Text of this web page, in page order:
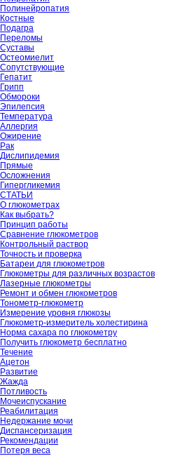
Полинейропатия
Костные
Подагра
Переломы
Суставы
Остеомиелит
Сопутствующие
Гепатит
Грипп
Обмороки
Эпилепсия
Температура
Аллергия
Ожирение
Рак
Дислипидемия
Прямые
Осложнения
Гипергликемия
СТАТЬИ
О глюкометрах
Как выбрать?
Принцип работы
Сравнение глюкометров
Контрольный раствор
Точность и проверка
Батареи для глюкометров
Глюкометры для различных возрастов
Лазерные глюкометры
Ремонт и обмен глюкометров
Тонометр-глюкометр
Измерение уровня глюкозы
Глюкометр-измеритель холестирина
Норма сахара по глюкометру
Получить глюкометр бесплатно
Течение
Ацетон
Развитие
Жажда
Потливость
Мочеиспускание
Реабилитация
Недержание мочи
Диспансеризация
Рекомендации
Потеря веса